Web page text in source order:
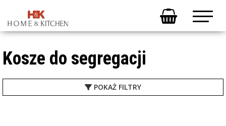
Kosze do segregacji
POKAŻ FILTRY